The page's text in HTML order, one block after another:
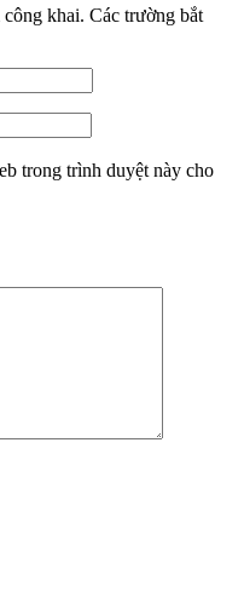
khai. Các trường bắt
trong trình duyệt này cho